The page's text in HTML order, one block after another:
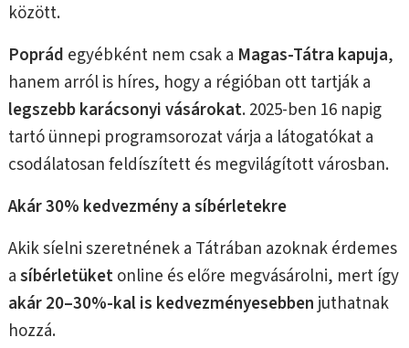
között.
Poprád egyébként nem csak a Magas-Tátra kapuja,
hanem arról is híres, hogy a régióban ott tartják a
legszebb karácsonyi vásárokat. 2025-ben 16 napig
tartó ünnepi programsorozat várja a látogatókat a
csodálatosan feldíszített és megvilágított városban.
Akár 30% kedvezmény a síbérletekre
Akik síelni szeretnének a Tátrában azoknak érdemes
asíbérletüketonline és előre megvásárolni, mert így
akár 20–30%-kal is kedvezményesebbenjuthatnak
hozzá.